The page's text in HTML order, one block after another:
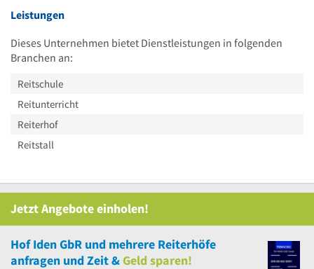
Leistungen
Dieses Unternehmen bietet Dienstleistungen in folgenden
Branchen an:
Reitschule
Reitunterricht
Reiterhof
Reitstall
Jetzt Angebote einholen!
Hof Iden GbR und mehrere Reiterhöfe
anfragen und Zeit &Geld sparen!